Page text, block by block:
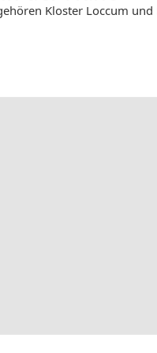
Kloster Loccum und